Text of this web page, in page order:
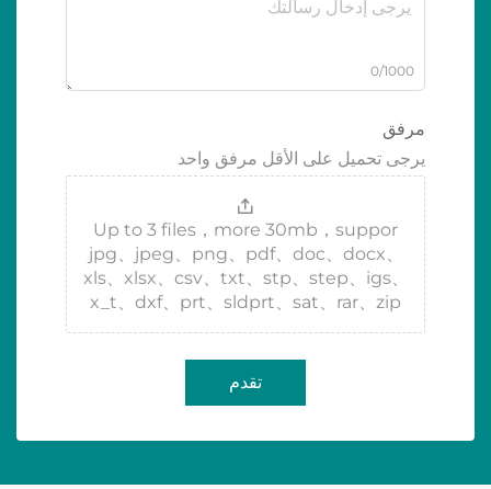
0/1000
مرفق
يرجى تحميل على الأقل مرفق واحد
Up to 3 files，more 30mb，suppor
jpg、jpeg、png、pdf、doc、docx、
xls、xlsx、csv、txt、stp、step、igs、
x_t、dxf、prt、sldprt、sat、rar、zip
تقدم